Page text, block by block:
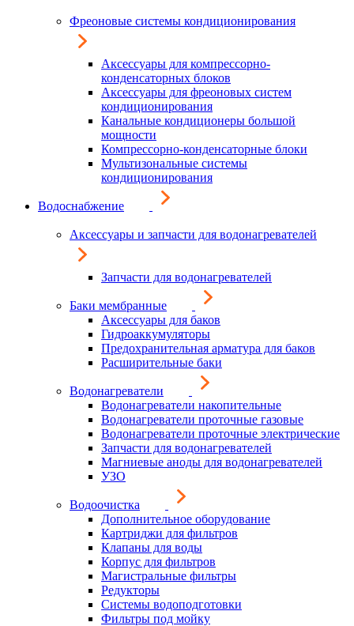
Фреоновые системы кондиционирования
Аксессуары для компрессорно-
конденсаторных блоков
Аксессуары для фреоновых систем
кондиционирования
Канальные кондиционеры большой
мощности
Компрессорно-конденсаторные блоки
Мультизональные системы
кондиционирования
Водоснабжение
Аксессуары и запчасти для водонагревателей
Запчасти для водонагревателей
Баки мембранные
Аксессуары для баков
Гидроаккумуляторы
Предохранительная арматура для баков
Расширительные баки
Водонагреватели
Водонагреватели накопительные
Водонагреватели проточные газовые
Водонагреватели проточные электрические
Запчасти для водонагревателей
Магниевые аноды для водонагревателей
УЗО
Водоочистка
Дополнительное оборудование
Картриджи для фильтров
Клапаны для воды
Корпус для фильтров
Магистральные фильтры
Редукторы
Системы водоподготовки
Фильтры под мойку